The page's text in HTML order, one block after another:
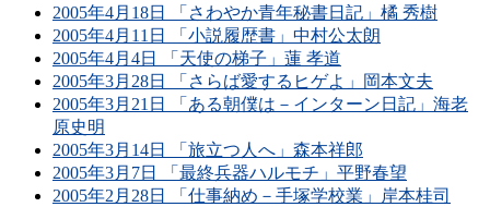
2005年4月18日 「さわやか青年秘書日記」橘 秀樹
2005年4月11日 「小説履歴書」中村公太朗
2005年4月4日 「天使の梯子」蓮 孝道
2005年3月28日 「さらば愛するヒゲよ」岡本文夫
2005年3月21日 「ある朝僕は－インターン日記」海老
原史明
2005年3月14日 「旅立つ人へ」森本祥郎
2005年3月7日 「最終兵器ハルモチ」平野春望
2005年2月28日 「仕事納め－手塚学校業」岸本桂司